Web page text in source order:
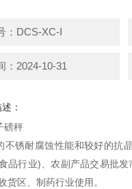
：DCS-XC-I
：2024-10-31
：
磅秤
不锈耐腐蚀性能和较好的抗
品行业)、农副产品交易批
货区、制药行业使用。